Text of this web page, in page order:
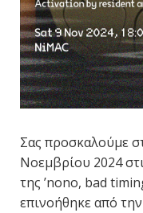
Σας προσκαλούμε
Νοεμβρίου 2024
της ’nono, bad
επινοήθηκε από